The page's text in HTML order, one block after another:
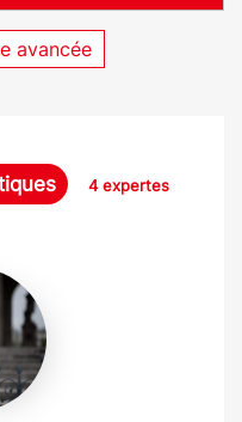
avancée
4 expertes